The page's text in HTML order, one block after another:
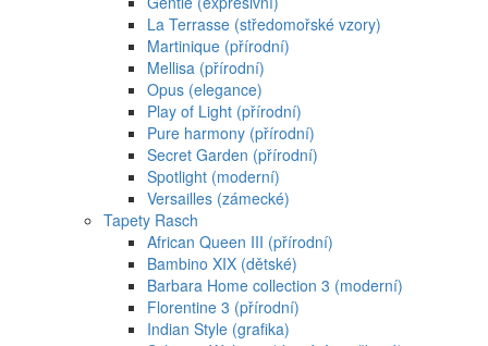
La Terrasse (středomořské vzory)
Martinique (přírodní)
Mellisa (přírodní)
Opus (elegance)
Play of Light (přírodní)
Pure harmony (přírodní)
Secret Garden (přírodní)
Spotlight (moderní)
Versailles (zámecké)
Tapety Rasch
African Queen III (přírodní)
Bambino XIX (dětské)
Barbara Home collection 3 (moderní)
Florentine 3 (přírodní)
Indian Style (grafika)